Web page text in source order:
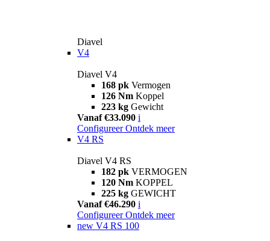
Diavel
V4
Diavel V4
168 pk Vermogen
126 Nm Koppel
223 kg Gewicht
Vanaf €33.090 i
Configureer Ontdek meer
V4 RS
Diavel V4 RS
182 pk VERMOGEN
120 Nm KOPPEL
225 kg GEWICHT
Vanaf €46.290 i
Configureer Ontdek meer
new V4 RS 100